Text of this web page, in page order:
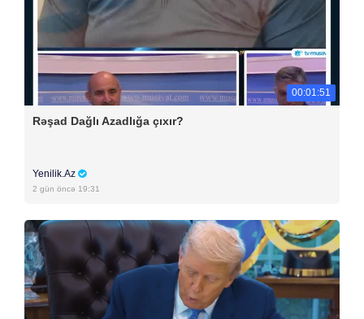
00:01:51
Rəşad Dağlı Azadlığa çıxır?
Yenilik.Az
2 gün öncə 19:31